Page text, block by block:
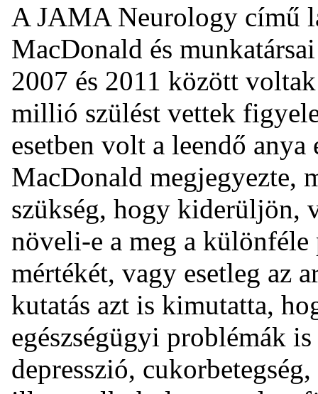
A JAMA Neurology című
MacDonald és
2007 és 2011 között
millió szülést vettek
esetben volt a leendő
MacDonald megjegyezte,
szükség, hogy kiderüljön,
növeli-e a meg a
mértékét, vagy esetleg az
kutatás azt is kimutatta,
egészségügyi problémák
depresszió,